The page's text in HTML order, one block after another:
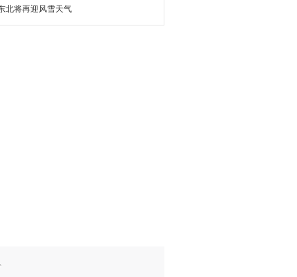
北将再迎风雪天气